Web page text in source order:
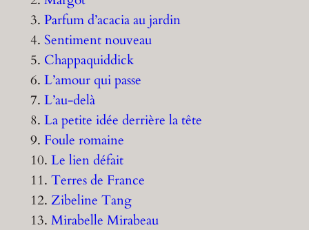
3. Parfum d’acacia au jardin
4. Sentiment nouveau
5. Chappaquiddick
6. L’amour qui passe
7. L’au-delà
8. La petite idée derrière la tête
9. Foule romaine
10. Le lien défait
11. Terres de France
12. Zibeline Tang
13. Mirabelle Mirabeau